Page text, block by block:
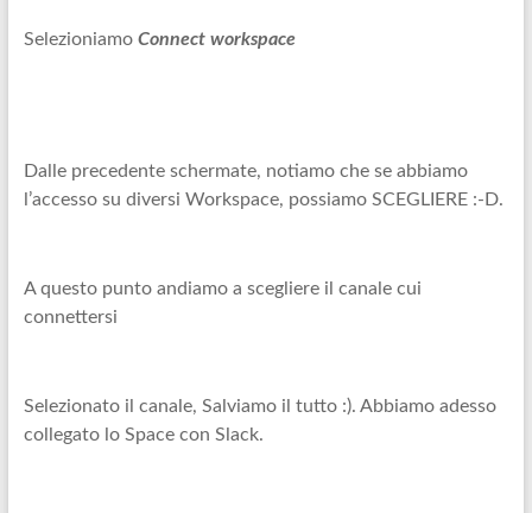
Selezioniamo Connect workspace
Dalle precedente schermate, notiamo che se abbiamo
l’accesso su diversi Workspace, possiamo SCEGLIERE :-D.
A questo punto andiamo a scegliere il canale cui
connettersi
Selezionato il canale, Salviamo il tutto :). Abbiamo adesso
collegato lo Space con Slack.